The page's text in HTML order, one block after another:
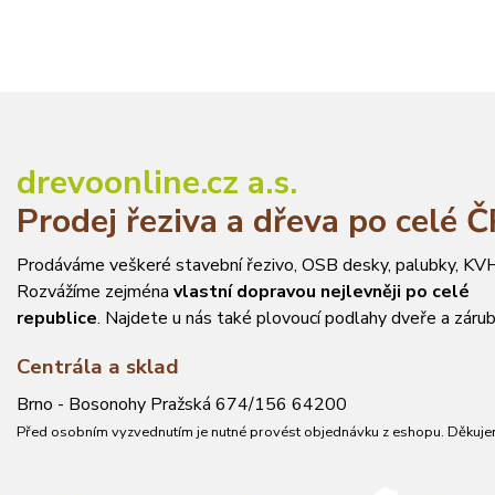
drevoonline.cz a.s.
Prodej řeziva a dřeva po celé
Prodáváme veškeré stavební řezivo, OSB desky, palubky,
Rozvážíme zejména vlastní dopravou nejlevněji po celé
republice. Najdete u nás také plovoucí podlahy dveře a
Centrála a sklad
Brno - Bosonohy Pražská 674/156 64200
Před osobním vyzvednutím je nutné provést objednávku z eshopu.